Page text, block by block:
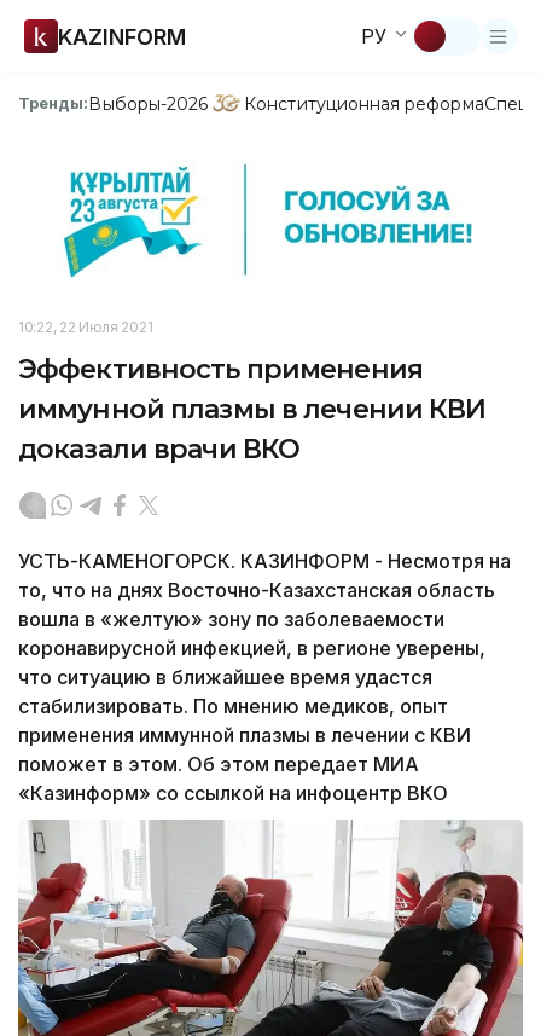
KAZINFORM РУ
Тренды:Выборы-2026 Конституционная реформа
10:22, 22 Июля 2021
Эффективность применения
иммунной плазмы в лечении КВИ
доказали врачи ВКО
УСТЬ-КАМЕНОГОРСК. КАЗИНФОРМ - Несмотря на
то, что на днях Восточно-Казахстанская область
вошла в «желтую» зону по заболеваемости
коронавирусной инфекцией, в регионе уверены,
что ситуацию в ближайшее время удастся
стабилизировать. По мнению медиков, опыт
применения иммунной плазмы в лечении с КВИ
поможет в этом. Об этом передает МИА
«Казинформ» со ссылкой на инфоцентр ВКО